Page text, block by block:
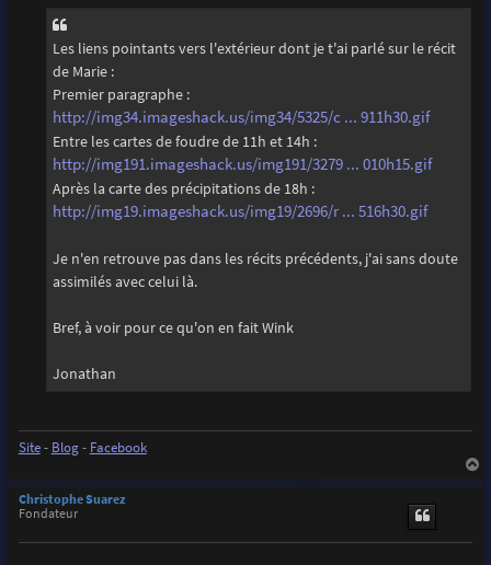
Les liens pointants vers l'extérieur dont je t'ai parlé sur le récit
de Marie :
Premier paragraphe :
http://img34.imageshack.us/img34/5325/c ... 911h30.gif
Entre les cartes de foudre de 11h et 14h :
http://img191.imageshack.us/img191/3279 ... 010h15.gif
Après la carte des précipitations de 18h :
http://img19.imageshack.us/img19/2696/r ... 516h30.gif
Je n'en retrouve pas dans les récits précédents, j'ai sans doute
assimilés avec celui là.
Bref, à voir pour ce qu'on en fait Wink
Jonathan
Site- Blog- Facebook
Christophe Suarez
Fondateur